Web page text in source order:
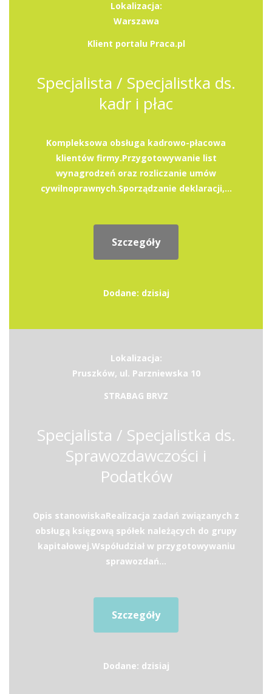
Lokalizacja:
Warszawa
Klient portalu Praca.pl
Specjalista / Specjalistka ds.
kadr i płac
Kompleksowa obsługa kadrowo-płacowa
klientów firmy.Przygotowywanie list
wynagrodzeń oraz rozliczanie umów
cywilnoprawnych.Sporządzanie deklaracji,...
Szczegóły
Dodane: dzisiaj
Lokalizacja:
Pruszków, ul. Parzniewska 10
STRABAG BRVZ
Specjalista / Specjalistka ds.
Sprawozdawczości i
Podatków
Opis stanowiskaRealizacja zadań związanych z
obsługą księgową spółek należących do grupy
kapitałowej.Współudział w przygotowywaniu
sprawozdań...
Szczegóły
Dodane: dzisiaj